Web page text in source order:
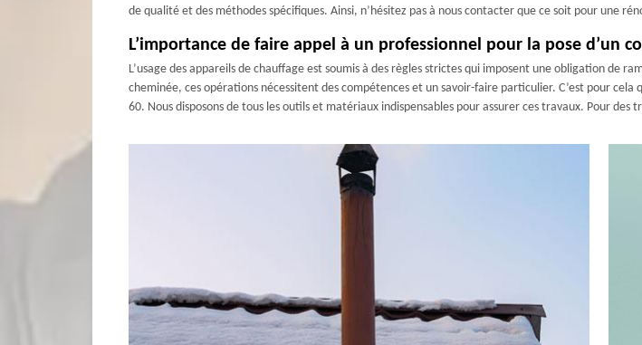
de qualité et des méthodes spécifiques. Ainsi, n’hésitez pas à nous contacter que ce soit pour une
L’importance de faire appel à un professionnel pour la pose d’un
L’usage des appareils de chauffage est soumis à des règles strictes qui imposent une obligation de
cheminée, ces opérations nécessitent des compétences et un savoir-faire particulier. C’est pour
60. Nous disposons de tous les outils et matériaux indispensables pour assurer ces travaux. Pour